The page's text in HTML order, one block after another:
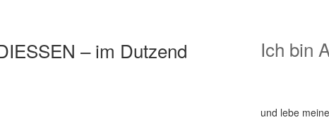
– im Dutzend
Ich bin
und lebe